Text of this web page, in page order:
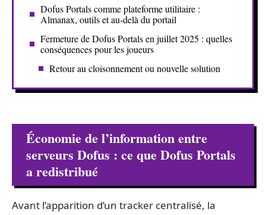
Dofus Portals comme plateforme utilitaire :
Almanax, outils et au-delà du portail
Fermeture de Dofus Portals en juillet 2025 : quelles
conséquences pour les joueurs
Retour au cloisonnement ou nouvelle solution
Économie de l’information entre
serveurs Dofus : ce que Dofus Portals
a redistribué
Avant l’apparition d’un tracker centralisé, la